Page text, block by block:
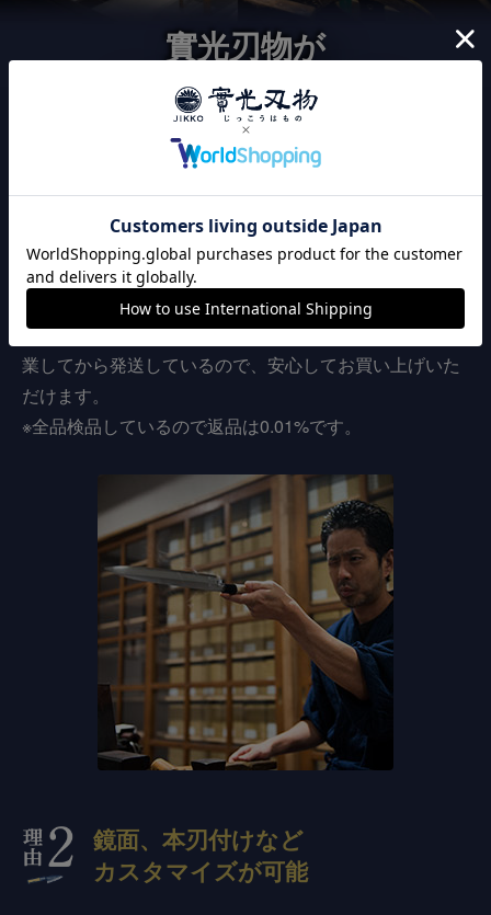
實光刃物が
選ばれる3つの理由
こだわりの切れ味
實光刃物は、職人の技による切れ味にこだわりを持って
います。出荷前に全品刃付け済みのため、購入後すぐに
切れ味が良い包丁をお使い頂けます。また、全品検品作
業してから発送しているので、安心してお買い上げいた
だけます。
※全品検品しているので返品は0.01%です。
鏡面、本刃付けなど
カスタマイズが可能